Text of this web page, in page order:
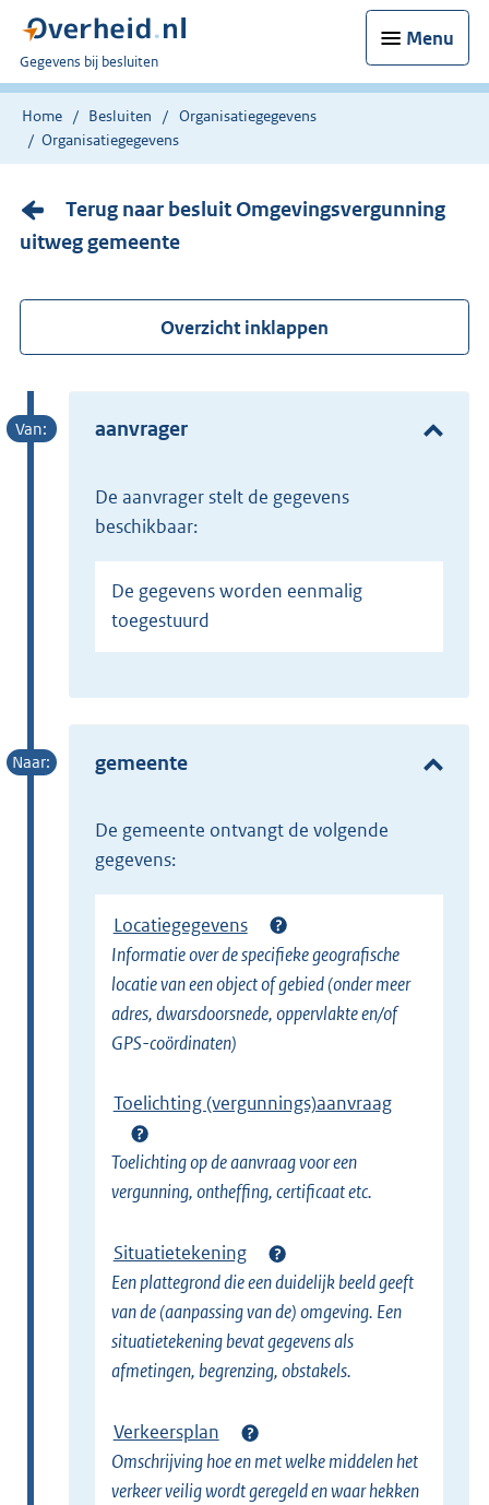
Menu
U
bent
nu
hier:
Gegevens bij besluiten
Home Besluiten
Organisatiegegevens
Organisatiegegevens
Terug naar besluit Omgevingsvergunning
uitweg gemeente
Overzicht inklappen
aanvrager
de aanvrager stelt de gegevens
beschikbaar:
De gegevens worden eenmalig
toegestuurd
gemeente
de gemeente ontvangt de volgende
gegevens:
Locatiegegevens
Informatie over de specifieke geografische
locatie van een object of gebied (onder meer
adres, dwarsdoorsnede, oppervlakte en/of
GPS-coördinaten)
Toelichting (vergunnings)aanvraag
Toelichting op de aanvraag voor een
vergunning, ontheffing, certificaat etc.
Situatietekening
Een plattegrond die een duidelijk beeld geeft
van de (aanpassing van de) omgeving. Een
situatietekening bevat gegevens als
afmetingen, begrenzing, obstakels.
Verkeersplan
Omschrijving hoe en met welke middelen het
verkeer veilig wordt geregeld en waar hekken